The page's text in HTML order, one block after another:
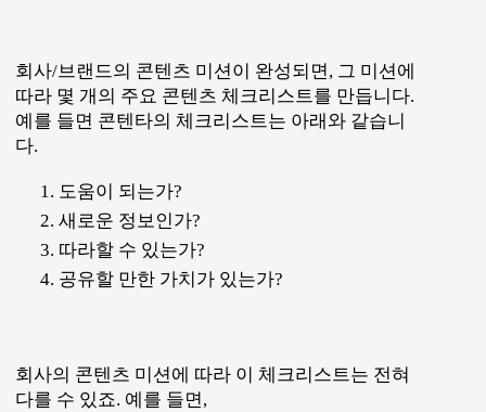
회사/브랜드의 콘텐츠 미션이 완성되면, 그 미션에
따라 몇 개의 주요 콘텐츠 체크리스트를 만듭니다.
예를 들면 콘텐타의 체크리스트는 아래와 같습니
다.
도움이 되는가?
새로운 정보인가?
따라할 수 있는가?
공유할 만한 가치가 있는가?
회사의 콘텐츠 미션에 따라 이 체크리스트는 전혀
다를 수 있죠. 예를 들면,